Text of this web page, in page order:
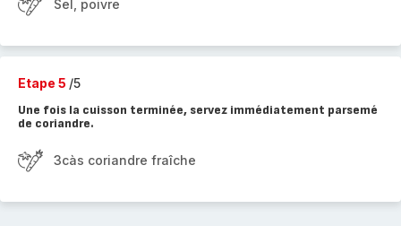
Sel, poivre
Etape 5 /5
Une fois la cuisson terminée, servez immédiatement parsemé
de coriandre.
3càs coriandre fraîche